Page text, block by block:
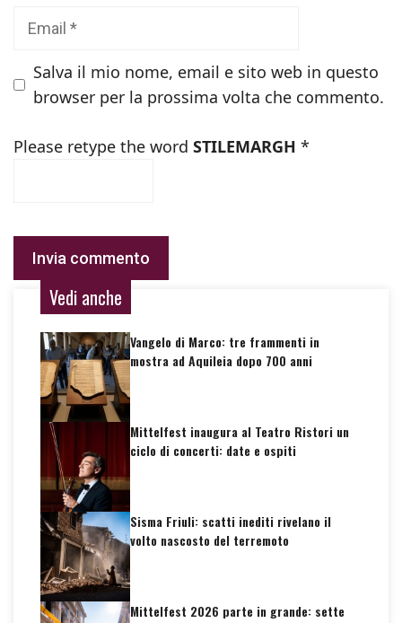
Salva il mio nome, email e sito web in questo
browser per la prossima volta che commento.
Please retype the word STILEMARGH *
Vedi anche
Vangelo di Marco: tre frammenti in
mostra ad Aquileia dopo 700 anni
Mittelfest inaugura al Teatro Ristori un
ciclo di concerti: date e ospiti
Sisma Friuli: scatti inediti rivelano il
volto nascosto del terremoto
Mittelfest 2026 parte in grande: sette